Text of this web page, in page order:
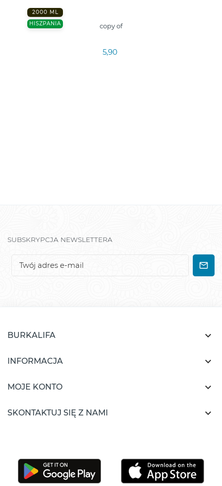
2000 ML
HISZPANIA
copy of
5,90
SUBSKRYPCJA NEWSLETTERA
BURKALIFA 
INFORMACJA 
MOJE KONTO 
SKONTAKTUJ SIĘ Z NAMI 